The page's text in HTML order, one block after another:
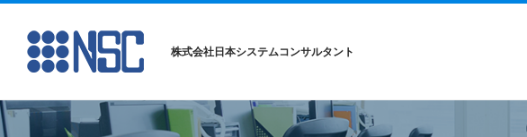
株式会社日本システムコンサルタント